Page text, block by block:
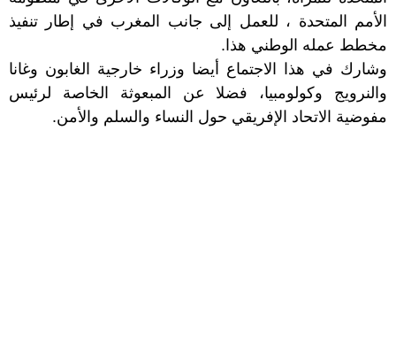
الأمم المتحدة ، للعمل إلى جانب المغرب في إطار تنفيذ
مخطط عمله الوطني هذا.
وشارك في هذا الاجتماع أيضا وزراء خارجية الغابون وغانا
والنرويج وكولومبيا، فضلا عن المبعوثة الخاصة لرئيس
مفوضية الاتحاد الإفريقي حول النساء والسلم والأمن.